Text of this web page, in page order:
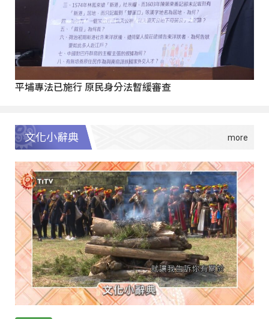
平埔專法已施行 原民身分法暫緩審查
文化小辭典